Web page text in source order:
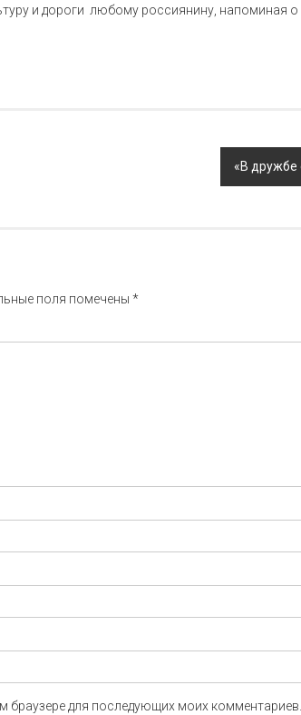
и дороги любому россиянину, напоминая о
«В дружбе
поля помечены *
браузере для последующих моих комментариев.